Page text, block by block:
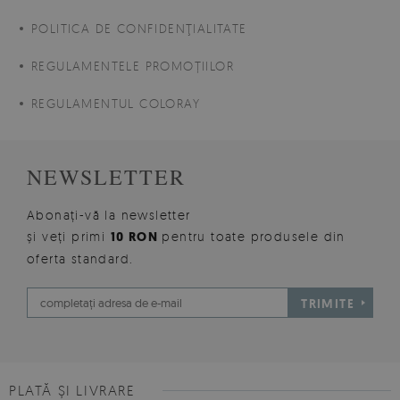
POLITICA DE CONFIDENŢIALITATE
REGULAMENTELE PROMOȚIILOR
REGULAMENTUL COLORAY
NEWSLETTER
Abonați-vă la newsletter
și veți primi 10 RON pentru toate produsele din
oferta standard.
TRIMITE
PLATĂ ȘI LIVRARE